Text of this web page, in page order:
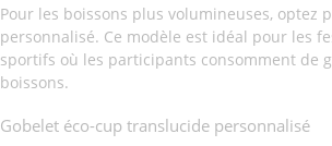
Pour les boissons plus volumineuses, optez
personnalisé. Ce modèle est idéal pour les
sportifs où les participants consomment de
boissons.
Gobelet éco-cup translucide personnalisé